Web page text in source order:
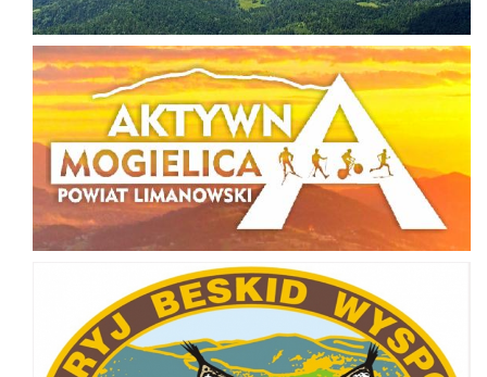
Aktywna Mogielica